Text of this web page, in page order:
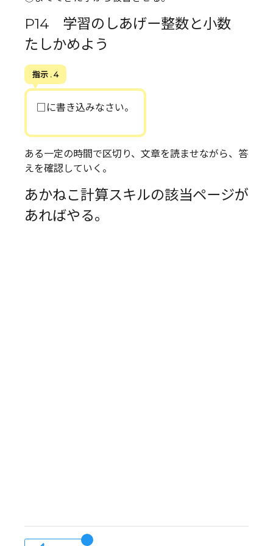
P14 学習のしあげー整数と小数
たしかめよう
指示 . 4
□に書き込みなさい。
ある一定の時間で区切り、文章を読ませながら、答
えを確認していく。
あかねこ計算スキルの該当ページが
あればやる。